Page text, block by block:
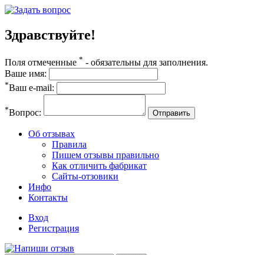
Здравствуйте!
Поля отмеченные * - обязательны для заполнения.
Ваше имя:
*Ваш e-mail:
*Вопрос: Отправить
Об отзывах
Правила
Пишем отзывы правильно
Как отличить фабрикат
Сайты-отзовики
Инфо
Контакты
Вход
Регистрация